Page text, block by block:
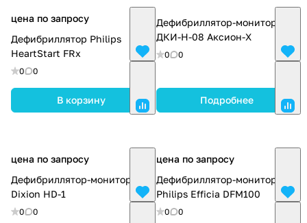
цена по запросу
Дефибриллятор Philips
HeartStart FRx
0 0
В корзину
Дефибриллятор-монитор
ДКИ-Н-08 Аксион-Х
0 0
Подробнее
цена по запросу
Дефибриллятор-монитор
Dixion HD-1
0 0
цена по запросу
Дефибриллятор-монитор
Philips Efficia DFM100
0 0